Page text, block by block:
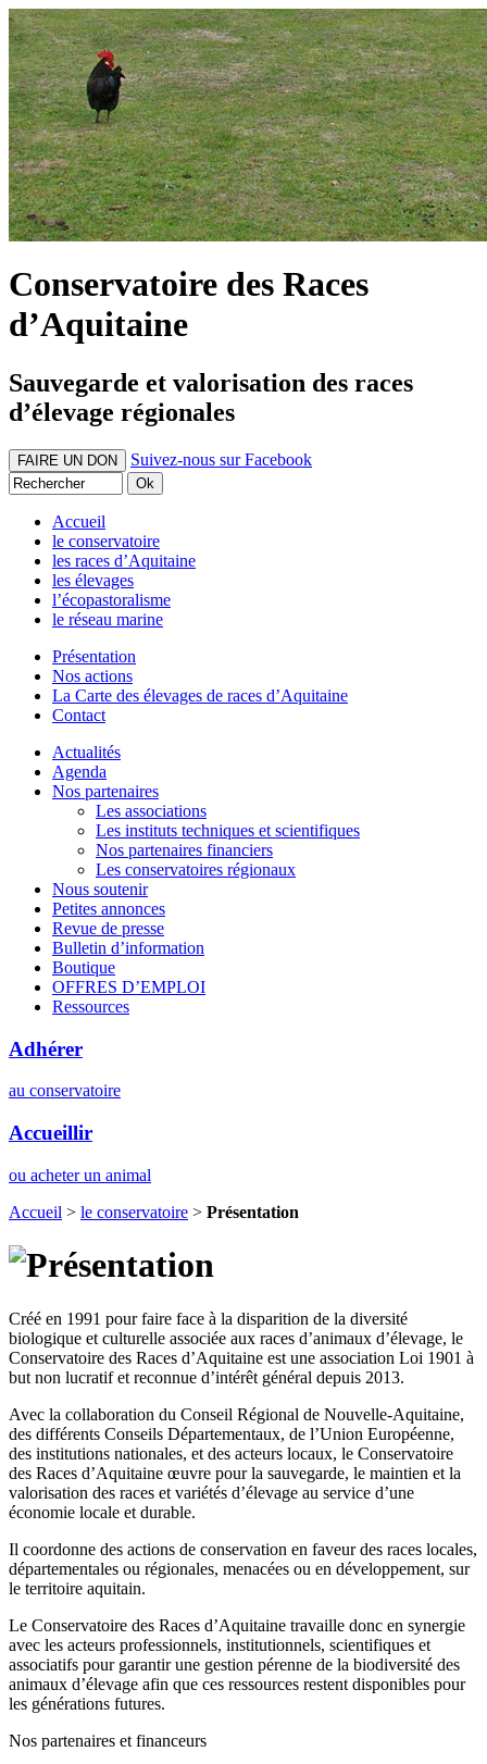
Conservatoire des Races
d’Aquitaine
Sauvegarde et valorisation des races
d’élevage régionales
FAIRE UN DON Suivez-nous sur Facebook
Accueil
le conservatoire
les races d’Aquitaine
les élevages
l’écopastoralisme
le réseau marine
Présentation
Nos actions
La Carte des élevages de races d’Aquitaine
Contact
Actualités
Agenda
Nos partenaires
Les associations
Les instituts techniques et scientifiques
Nos partenaires financiers
Les conservatoires régionaux
Nous soutenir
Petites annonces
Revue de presse
Bulletin d’information
Boutique
OFFRES D’EMPLOI
Ressources
Adhérer
au conservatoire
Accueillir
ou acheter un animal
Accueil > le conservatoire > Présentation
Créé en 1991 pour faire face à la disparition de la diversité
biologique et culturelle associée aux races d’animaux d’élevage, le
Conservatoire des Races d’Aquitaine est une association Loi 1901 à
but non lucratif et reconnue d’intérêt général depuis 2013.
Avec la collaboration du Conseil Régional de Nouvelle-Aquitaine,
des différents Conseils Départementaux, de l’Union Européenne,
des institutions nationales, et des acteurs locaux, le Conservatoire
des Races d’Aquitaine œuvre pour la sauvegarde, le maintien et la
valorisation des races et variétés d’élevage au service d’une
économie locale et durable.
Il coordonne des actions de conservation en faveur des races locales,
départementales ou régionales, menacées ou en développement, sur
le territoire aquitain.
Le Conservatoire des Races d’Aquitaine travaille donc en synergie
avec les acteurs professionnels, institutionnels, scientifiques et
associatifs pour garantir une gestion pérenne de la biodiversité des
animaux d’élevage afin que ces ressources restent disponibles pour
les générations futures.
Nos partenaires et financeurs